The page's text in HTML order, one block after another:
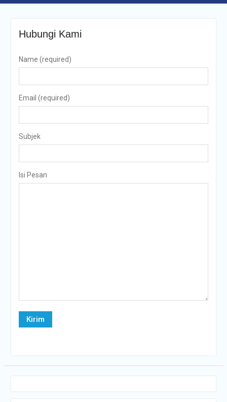
Hubungi Kami
Name (required)
Email (required)
Subjek
Isi Pesan